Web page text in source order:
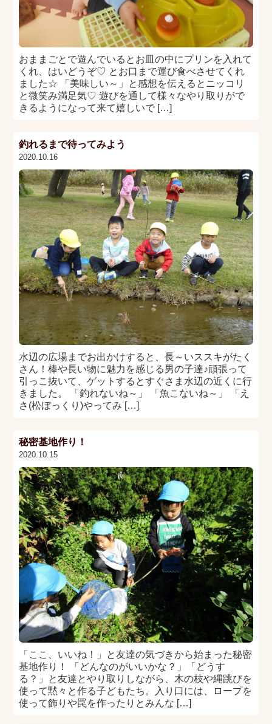
おままごとで遊んでいるとお皿の中にプリンを入れて
くれ、はいどうぞ♡ とお口まで運び食べさせてくれ
ました☆ 「美味しい～」と感想を伝えるとニッコリ
と微笑み満足気♡ 遊びを通して様々なやり取りがで
きるようになって来て嬉しいで […]
釣れるまで待ってみよう
2020.10.16
水辺の広場までお出かけすると、長～いススキがたく
さん！棒や長い物に魅力を感じる男の子達♪頑張って
引っこ抜いて、ゲットするとすぐさま水辺の近くに行
きました。 「釣れないね～」 「魚こないね～」 「え
さ(松ぼっくり)やってみ […]
秘密基地作り！
2020.10.15
「ここ、いいね！」と友達の気づきから始まった秘密
基地作り！ 「どんなのがいいかな？」「どうす
る？」と友達とやり取りしながら、木の枝や縄跳びを
使って黙々と作る子どもたち。入り口には、ロープを
使って飾りや罠を作ったりとみんな […]